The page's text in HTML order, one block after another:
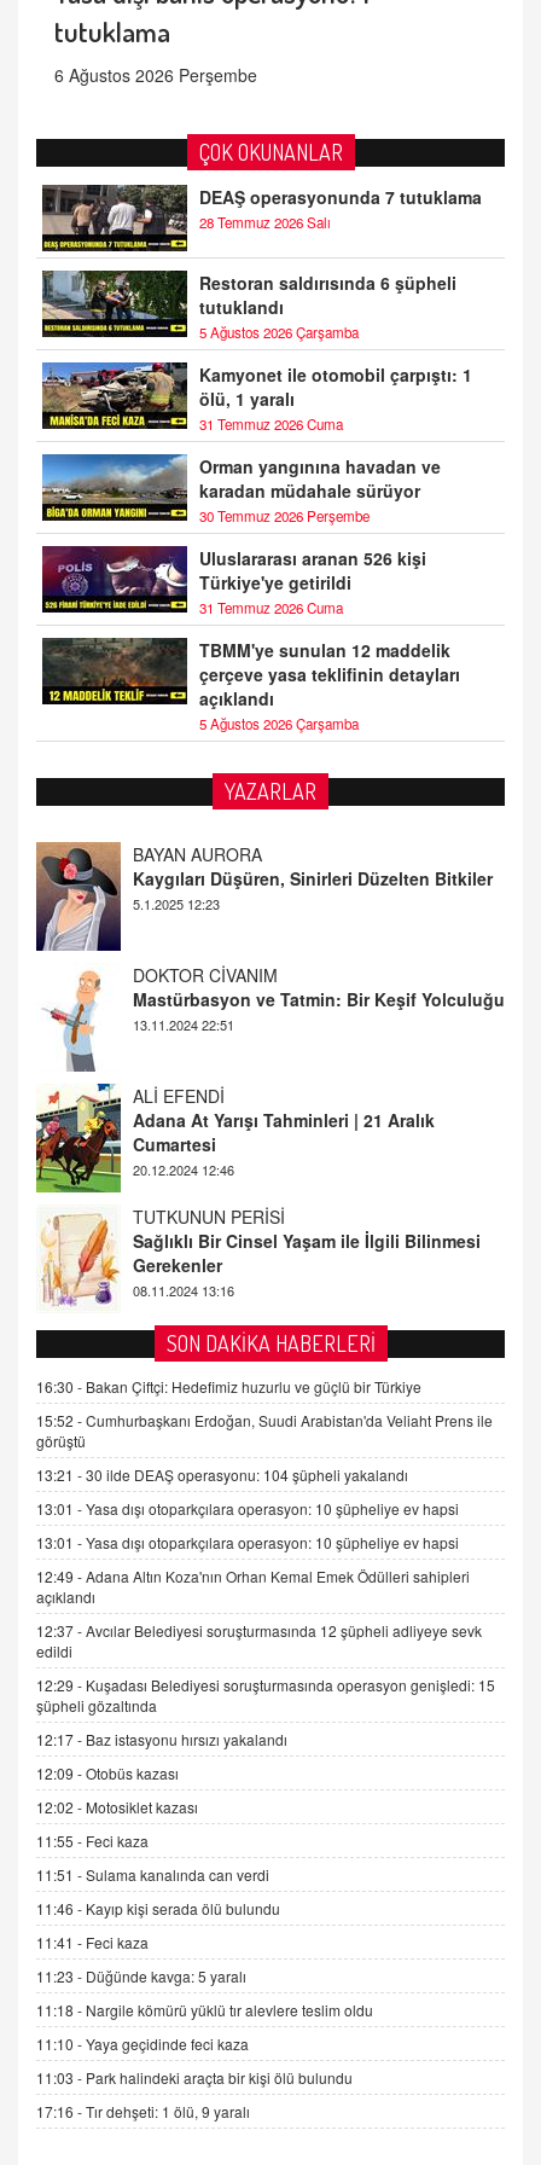
tutuklama
6 Ağustos 2026 Perşembe
ÇOK OKUNANLAR
DEAŞ operasyonunda 7 tutuklama
28 Temmuz 2026 Salı
Restoran saldırısında 6 şüpheli
tutuklandı
5 Ağustos 2026 Çarşamba
Kamyonet ile otomobil çarpıştı: 1
ölü, 1 yaralı
31 Temmuz 2026 Cuma
Orman yangınına havadan ve
karadan müdahale sürüyor
30 Temmuz 2026 Perşembe
Uluslararası aranan 526 kişi
Türkiye'ye getirildi
31 Temmuz 2026 Cuma
TBMM'ye sunulan 12 maddelik
çerçeve yasa teklifinin detayları
açıklandı
5 Ağustos 2026 Çarşamba
YAZARLAR
DOKTOR CİVANIM
Mastürbasyon ve Tatmin: Bir Keşif Yolculuğu
13.11.2024 22:51
ALİ EFENDİ
Adana At Yarışı Tahminleri | 21 Aralık
Cumartesi
TUTKUNUN PERİSİ
Sağlıklı Bir Cinsel Yaşam ile İlgili Bilinmesi
Gerekenler
08.11.2024 13:16
FARUK ÖNALAN
Tezkere Onaylanmasaydı…
2 Kasım 2021 Salı 00:11
AV. DOĞAN CAN DOĞAN
Kişisel verilerin korunması ve dijital hukukun
gelişimi
15.09.2025 16:17
SEHER EREK
Kış Ayları Geldi, Hangi Önlemler Alınmalı?
9.12.2025 10:11
İNCİ GÜL AKÖL
06.07.2026 13:00
ADEM AKÖL
Esed Destekçilerinin Yüzüne Vurulan Şamar:
Sednaya
11.12.2024 12:30
DR. EKREM ASLAN
Gerçek Ne, Algı Ne? "Beraber Yürüyoruz"
Cümlesinin Peşinden
19.07.2025 12:45
GÖNÜL MENEKŞE
Şifacının Yolu
04.11.2025 12:56
AV. RÜMEYSA ÖZKALE
Kira Uyuşmazlıklarında Dava Açmadan Önce
Arabulucuya Başvuru Şartı
SON DAKİKA HABERLERİ
16:30 - Bakan Çiftçi: Hedefimiz huzurlu ve güçlü bir Türkiye
15:52 -Cumhurbaşkanı Erdoğan, Suudi Arabistan'da Veliaht Prens ile
görüştü
13:21 -30 ilde DEAŞ operasyonu: 104 şüpheli yakalandı
13:01 -Yasa dışı otoparkçılara operasyon: 10 şüpheliye ev hapsi
13:01 -Yasa dışı otoparkçılara operasyon: 10 şüpheliye ev hapsi
12:49 -Adana Altın Koza'nın Orhan Kemal Emek Ödülleri sahipleri
açıklandı
12:37 -Avcılar Belediyesi soruşturmasında 12 şüpheli adliyeye sevk
edildi
12:29 - Kuşadası Belediyesi soruşturmasında operasyon genişledi: 15
şüpheli gözaltında
12:17 - Baz istasyonu hırsızı yakalandı
12:09 -Otobüs kazası
12:02 - Motosiklet kazası
11:55 - Feci kaza
11:51 -Sulama kanalında can verdi
11:46 - Kayıp kişi serada ölü bulundu
11:41 - Feci kaza
11:23 - Düğünde kavga: 5 yaralı
11:18 - Nargile kömürü yüklü tır alevlere teslim oldu
11:10 -Yaya geçidinde feci kaza
11:03 - Park halindeki araçta bir kişi ölü bulundu
17:16 -Tır dehşeti: 1 ölü, 9 yaralı